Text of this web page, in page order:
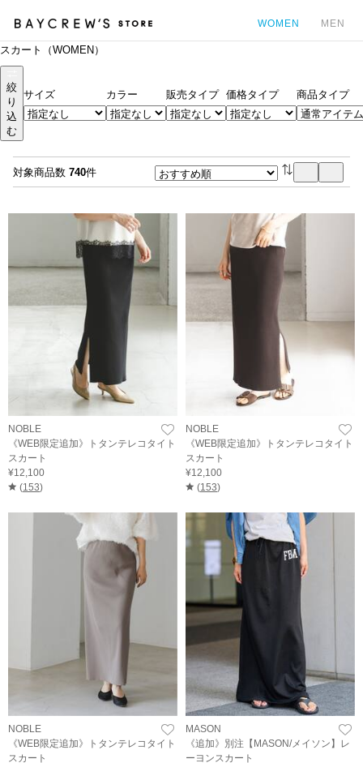
WOMEN MEN
スカート（WOMEN）
絞
り
込
む
サイズ カラー 販売タイプ 価格タイプ 商品タイプ
対象商品数 740件
NOBLE
《WEB限定追加》トタンテレコタイト
スカート
¥12,100
(153)
NOBLE
《WEB限定追加》トタンテレコタイト
スカート
¥12,100
(153)
NOBLE
《WEB限定追加》トタンテレコタイト
スカート
MASON
《追加》別注【MASON/メイソン】レ
ーヨンスカート